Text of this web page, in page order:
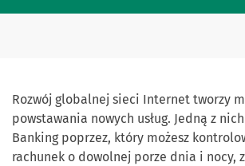
Rozwój globalnej sieci Internet tworzy
powstawania nowych usług. Jedną z
Banking poprzez, który możesz
rachunek o dowolnej porze dnia i nocy,